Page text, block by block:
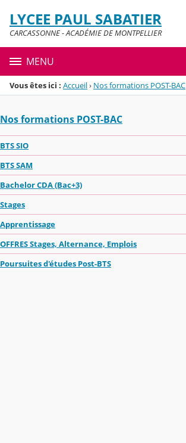
Menu de la rubrique
Contenu
LYCEE PAUL SABATIER
CARCASSONNE - ACADÉMIE DE MONTPELLIER
MENU
Vous êtes ici : Accueil› Nos formations POST-BAC
Nos formations POST-BAC
BTS SIO
BTS SAM
Bachelor CDA (Bac+3)
Stages
Apprentissage
OFFRES Stages, Alternance, Emplois
Poursuites d'études Post-BTS